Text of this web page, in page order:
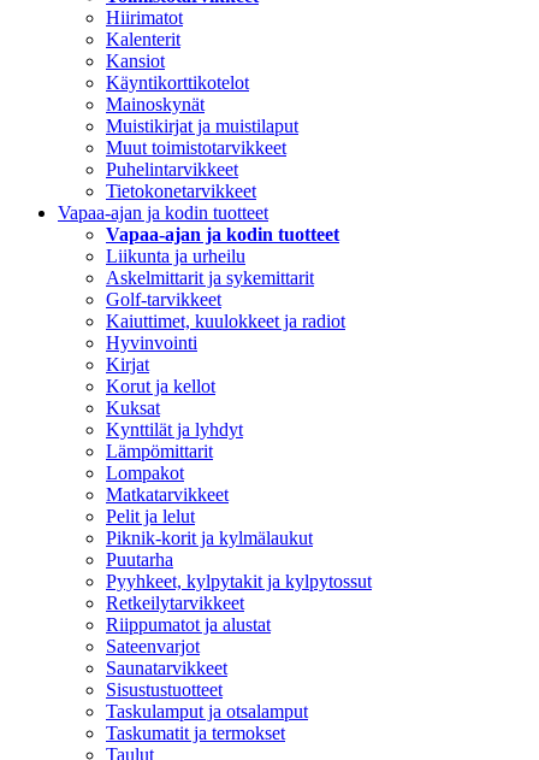
Hiirimatot
Kalenterit
Kansiot
Käyntikorttikotelot
Mainoskynät
Muistikirjat ja muistilaput
Muut toimistotarvikkeet
Puhelintarvikkeet
Tietokonetarvikkeet
Vapaa-ajan ja kodin tuotteet
Vapaa-ajan ja kodin tuotteet
Liikunta ja urheilu
Askelmittarit ja sykemittarit
Golf-tarvikkeet
Kaiuttimet, kuulokkeet ja radiot
Hyvinvointi
Kirjat
Korut ja kellot
Kuksat
Kynttilät ja lyhdyt
Lämpömittarit
Lompakot
Matkatarvikkeet
Pelit ja lelut
Piknik-korit ja kylmälaukut
Puutarha
Pyyhkeet, kylpytakit ja kylpytossut
Retkeilytarvikkeet
Riippumatot ja alustat
Sateenvarjot
Saunatarvikkeet
Sisustustuotteet
Taskulamput ja otsalamput
Taskumatit ja termokset
Taulut